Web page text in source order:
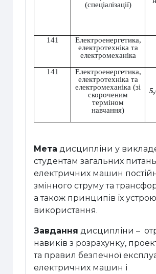
(спеціалізації)
141
Електроенергетика,
електротехніка та
електромеханіка
141
Електроенергетика,
електротехніка та
електромеханіка (зі
скороченим
терміном
навчання)
Мета дисципліни у
студентам загальних питань
електричних машин
змінного струму та
а також принципів їх устрою
використання.
Завдання дисципліни –
навиків з розрахунку,
та правил безпечної
електричних машин і